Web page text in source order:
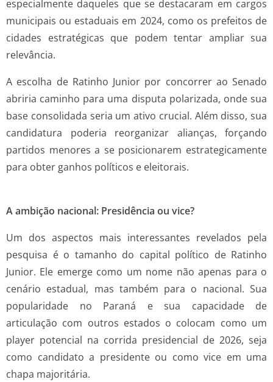
especialmente daqueles que se destacaram em cargos
municipais ou estaduais em 2024, como os prefeitos de
cidades estratégicas que podem tentar ampliar sua
relevância.
A escolha de Ratinho Junior por concorrer ao Senado
abriria caminho para uma disputa polarizada, onde sua
base consolidada seria um ativo crucial. Além disso, sua
candidatura poderia reorganizar alianças, forçando
partidos menores a se posicionarem estrategicamente
para obter ganhos políticos e eleitorais.
A ambição nacional: Presidência ou vice?
Um dos aspectos mais interessantes revelados pela
pesquisa é o tamanho do capital político de Ratinho
Junior. Ele emerge como um nome não apenas para o
cenário estadual, mas também para o nacional. Sua
popularidade no Paraná e sua capacidade de
articulação com outros estados o colocam como um
player potencial na corrida presidencial de 2026, seja
como candidato a presidente ou como vice em uma
chapa majoritária.